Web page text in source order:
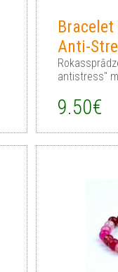
Anti-
antistress"
9.50€